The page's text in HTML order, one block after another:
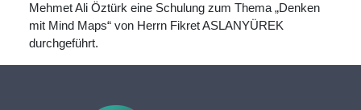
Mehmet Ali Öztürk eine Schulung zum Thema „Denken
mit Mind Maps“ von Herrn Fikret ASLANYÜREK
durchgeführt.